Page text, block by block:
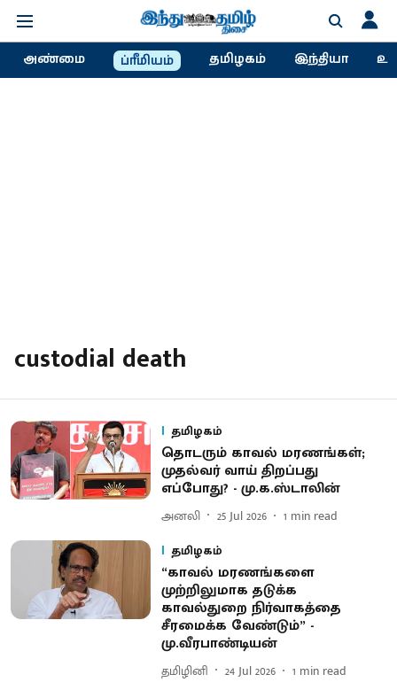
அண்மை ப்ரீமியம் தமிழகம் இந்தியா
custodial death
தமிழகம்
தொடரும் காவல் மரணங்கள்;
முதல்வர் வாய் திறப்பது
எப்போது? - மு.க.ஸ்டாலின்
அனலி 25 Jul 2026 1 min read
தமிழகம்
“காவல் மரணங்களை
முற்றிலுமாக தடுக்க
காவல்துறை நிர்வாகத்தை
சீரமைக்க வேண்டும்” -
மு.வீரபாண்டியன்
தமிழினி 24 Jul 2026 1 min read